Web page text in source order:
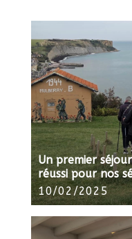
Un premier
réussi pour nos
10/02/2025